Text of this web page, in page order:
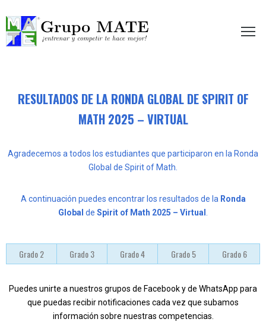
te hace mejor!
RESULTADOS DE LA RONDA GLOBAL DE SPIRIT OF
MATH 2025 – VIRTUAL
Agradecemos a todos los estudiantes que participaron en la Ronda
Global de Spirit of Math.
A continuación puedes encontrar los resultados de la Ronda
Global de Spirit of Math 2025 – Virtual .
Grado 2 Grado 3 Grado 4 Grado 5 Grado 6
Puedes unirte a nuestros grupos de Facebook y de WhatsApp para
que puedas recibir notificaciones cada vez que subamos
información sobre nuestras competencias.